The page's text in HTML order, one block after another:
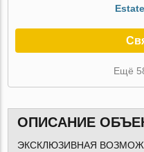
Ещё
ОПИСАНИЕ
ЭКСКЛЮЗИВНАЯ